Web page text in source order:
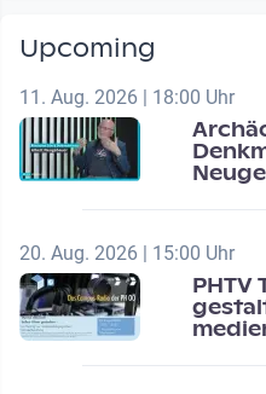
Upcoming
11. Aug. 2026 | 18:00 Uhr
20. Aug. 2026 | 15:00 Uhr
PHTV